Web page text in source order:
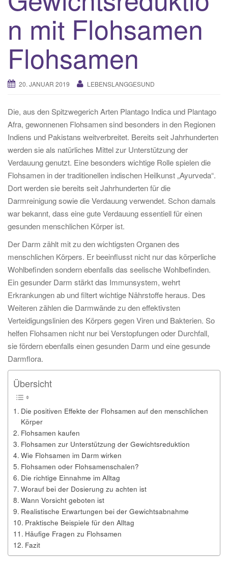
n mit Flohsamen
Flohsamen
20. JANUAR 2019 LEBENSLANGGESUND
Die, aus den Spitzwegerich Arten Plantago Indica und Plantago
Afra, gewonnenen Flohsamen sind besonders in den Regionen
Indiens und Pakistans weitverbreitet. Bereits seit Jahrhunderten
werden sie als natürliches Mittel zur Unterstützung der
Verdauung genutzt. Eine besonders wichtige Rolle spielen die
Flohsamen in der traditionellen indischen Heilkunst „Ayurveda“.
Dort werden sie bereits seit Jahrhunderten für die
Darmreinigung sowie die Verdauung verwendet. Schon damals
war bekannt, dass eine gute Verdauung essentiell für einen
gesunden menschlichen Körper ist.
Der Darm zählt mit zu den wichtigsten Organen des
menschlichen Körpers. Er beeinflusst nicht nur das körperliche
Wohlbefinden sondern ebenfalls das seelische Wohlbefinden.
Ein gesunder Darm stärkt das Immunsystem, wehrt
Erkrankungen ab und filtert wichtige Nährstoffe heraus. Des
Weiteren zählen die Darmwände zu den effektivsten
Verteidigungslinien des Körpers gegen Viren und Bakterien. So
helfen Flohsamen nicht nur bei Verstopfungen oder Durchfall,
sie fördern ebenfalls einen gesunden Darm und eine gesunde
Darmflora.
Übersicht
Die positiven Effekte der Flohsamen auf den menschlichen
Körper
Flohsamen kaufen
Flohsamen zur Unterstützung der Gewichtsreduktion
Wie Flohsamen im Darm wirken
Flohsamen oder Flohsamenschalen?
Die richtige Einnahme im Alltag
Worauf bei der Dosierung zu achten ist
Wann Vorsicht geboten ist
Realistische Erwartungen bei der Gewichtsabnahme
Praktische Beispiele für den Alltag
Häufige Fragen zu Flohsamen
Fazit